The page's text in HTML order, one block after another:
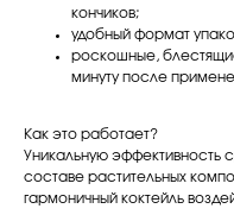
кончиков;
удобный формат
роскошные,
минуту после
Как это работает?
Уникальную эффективность
составе растительных
гармоничный коктейль